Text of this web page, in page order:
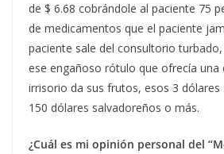
de $ 6.68 cobrándole al paciente 75
de medicamentos que el paciente
paciente sale del consultorio
ese engañoso rótulo que ofrecía una
irrisorio da sus frutos, esos 3 dólares
150 dólares salvadoreños o más.
¿Cuál es mi opinión personal del